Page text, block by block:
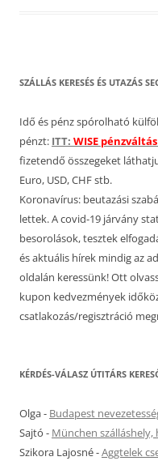
SZÁLLÁS KERESÉS ÉS UTAZÁS
Idő és pénz spórolható
pénzt: ITT: WISE pénzváltás
fizetendő összegeket
Euro, USD, CHF stb.
Koronavírus: beutazási
lettek. A covid-19 járvány
besorolások, tesztek
és aktuális hírek mindig az
oldalán keressünk! Ott
kupon kedvezmények
csatlakozás/regisztráció
KÉRDÉS-VÁLASZ ÚTITÁRS
Olga- Budapest
Sajtó - München
Szikora Lajosné-Aggtelek